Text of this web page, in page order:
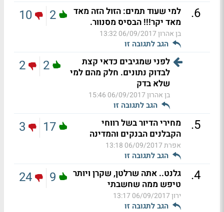
6
.
למי שעוד תמים: הזול הזה מאד
מאד יקר!!! הבסיס מסנוור.
בן אהרון06/09/2017 13:32
הגב לתגובה זו
2
10
לפני שמגיבים כדאי קצת
לבדוק נתונים. חלק מהם למי
שלא בדק
בן אהרון06/09/2017 15:46
הגב לתגובה זו
2
2
5
.
מחירי הדיור בשל רווחי
הקבלנים הבנקים והמדינה
אפרת06/09/2017 13:18
הגב לתגובה זו
17
3
4
.
גלנט.. אתה שרלטן, שקרן ויותר
טיפש ממה שחשבתי
ירון06/09/2017 13:17
הגב לתגובה זו
9
24